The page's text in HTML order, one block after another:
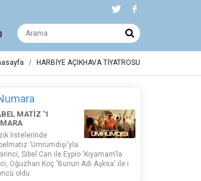
HARBİYE AÇIKHAVA TİYATROSU
MATİZ '1
listelerinde
‘Umrumdışı'yla
Sibel Can ile Eypio 'Kıyamam'la
Oğuzhan Koç 'Bunun Adı Aşksa' ile i
oldu.